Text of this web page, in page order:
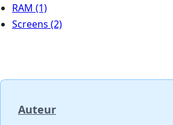
RAM (1)
Screens (2)
Auteur